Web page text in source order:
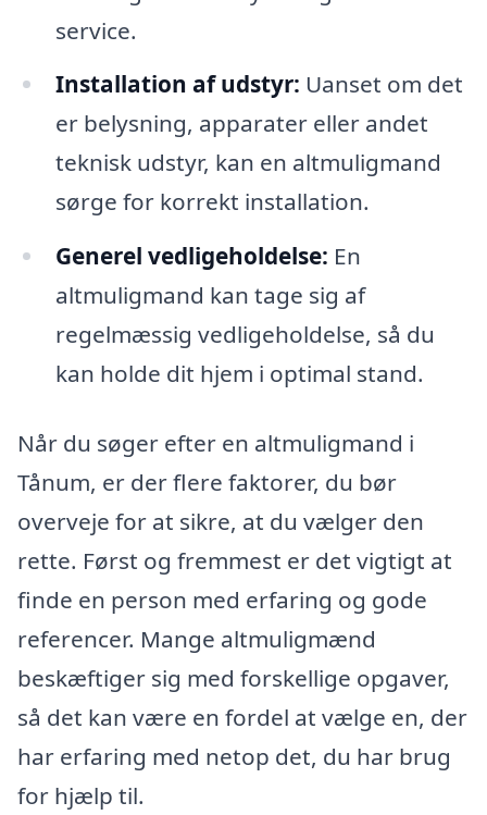
service.
Installation af udstyr: Uanset om det
er belysning, apparater eller andet
teknisk udstyr, kan en altmuligmand
sørge for korrekt installation.
Generel vedligeholdelse: En
altmuligmand kan tage sig af
regelmæssig vedligeholdelse, så du
kan holde dit hjem i optimal stand.
Når du søger efter en altmuligmand i
Tånum, er der flere faktorer, du bør
overveje for at sikre, at du vælger den
rette. Først og fremmest er det vigtigt at
finde en person med erfaring og gode
referencer. Mange altmuligmænd
beskæftiger sig med forskellige opgaver,
så det kan være en fordel at vælge en, der
har erfaring med netop det, du har brug
for hjælp til.